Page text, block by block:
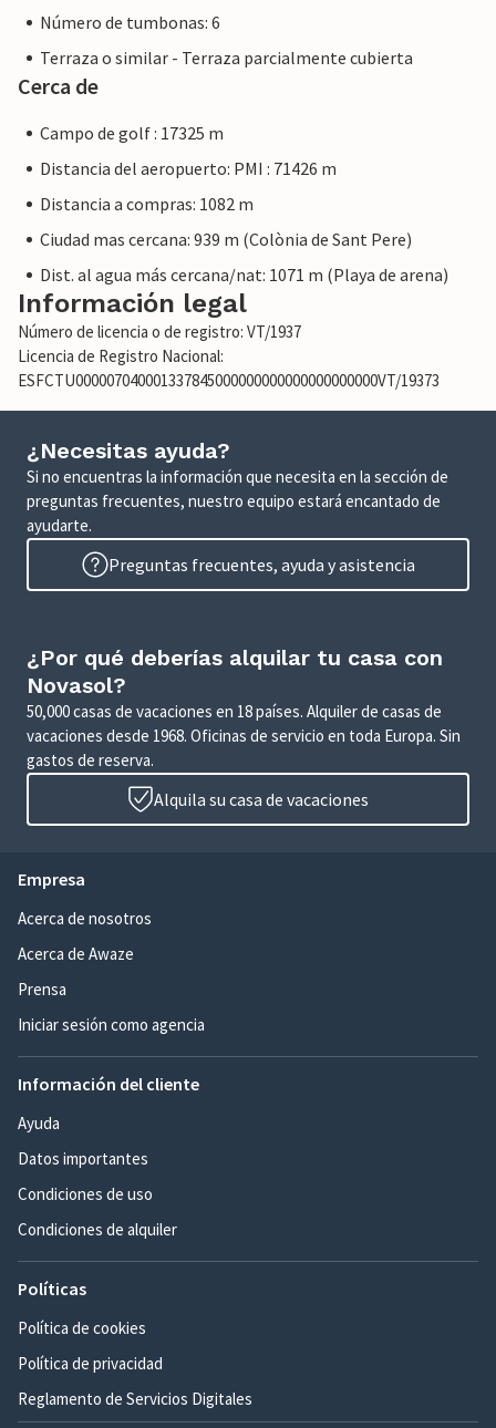
Número de tumbonas: 6
Terraza o similar - Terraza parcialmente cubierta
Cerca de
Campo de golf : 17325 m
Distancia del aeropuerto: PMI : 71426 m
Distancia a compras: 1082 m
Ciudad mas cercana: 939 m (Colònia de Sant Pere)
Dist. al agua más cercana/nat: 1071 m (Playa de arena)
Información legal
Número de licencia o de registro: VT/1937
Licencia de Registro Nacional:
ESFCTU000007040001337845000000000000000000000VT/19373
¿Necesitas ayuda?
Si no encuentras la información que necesita en la sección de
preguntas frecuentes, nuestro equipo estará encantado de
ayudarte.
Preguntas frecuentes, ayuda y asistencia
¿Por qué deberías alquilar tu casa con
Novasol?
50,000 casas de vacaciones en 18 países. Alquiler de casas de
vacaciones desde 1968. Oficinas de servicio en toda Europa. Sin
gastos de reserva.
Alquila su casa de vacaciones
Empresa
Acerca de nosotros
Acerca de Awaze
Prensa
Iniciar sesión como agencia
Información del cliente
Ayuda
Datos importantes
Condiciones de uso
Condiciones de alquiler
Políticas
Política de cookies
Política de privacidad
Reglamento de Servicios Digitales